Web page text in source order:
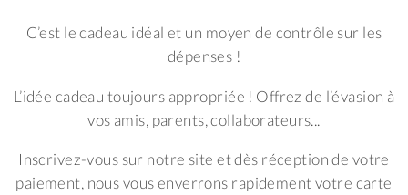
C’est le cadeau idéal et un moyen de contrôle sur les
dépenses !
L’idée cadeau toujours appropriée ! Offrez de l’évasion à
vos amis, parents, collaborateurs...
Inscrivez-vous sur notre site et dès réception de votre
paiement, nous vous enverrons rapidement votre carte